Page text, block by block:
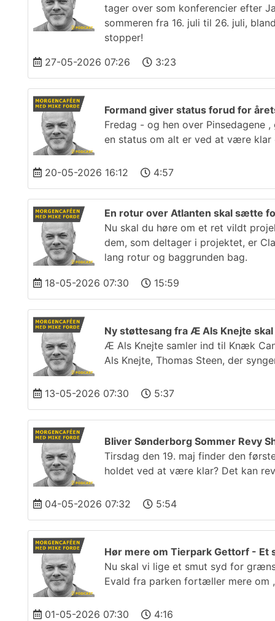
tager over som konferencier efter
sommeren fra 16. juli til 26. juli,
stopper!
27-05-2026 07:26
3:23
Formand giver status forud for
Fredag - og hen over Pinsedagene
en status om alt er ved at være
20-05-2026 16:12 4:57
En rotur over Atlanten skal sætte
Nu skal du høre om et ret vildt
dem, som deltager i projektet, er
lang rotur og baggrunden bag.
18-05-2026 07:30 15:59
Ny støttesang fra Æ Als Knejte
Æ Als Knejte samler ind til Knæk
Als Knejte, Thomas Steen, der
13-05-2026 07:30 5:37
Bliver Sønderborg Sommer Revy
Tirsdag den 19. maj finder den
holdet ved at være klar? Det kan
04-05-2026 07:32 5:54
Hør mere om Tierpark Gettorf - Et
Nu skal vi lige et smut syd for
Evald fra parken fortæller mere om
01-05-2026 07:30 4:16